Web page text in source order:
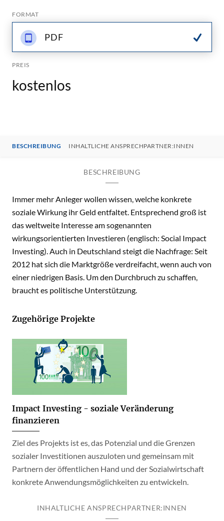
FORMAT
PDF
PREIS
kostenlos
BESCHREIBUNG INHALTLICHE ANSPRECHPARTNER:INNEN
BESCHREIBUNG
Immer mehr Anleger wollen wissen, welche konkrete
soziale Wirkung ihr Geld entfaltet. Entsprechend groß ist
das weltweite Interesse am sogenannten
wirkungsorientierten Investieren (englisch: Social Impact
Investing). Auch in Deutschland steigt die Nachfrage: Seit
2012 hat sich die Marktgröße verdreifacht, wenn auch von
einer niedrigen Basis. Um den Durchbruch zu schaffen,
braucht es politische Unterstützung.
Zugehörige Projekte
Impact Investing - soziale Veränderung
finanzieren
Ziel des Projekts ist es, das Potenzial und die Grenzen
sozialer Investitionen auszuloten und gemeinsam mit
Partnern der öffentlichen Hand und der Sozialwirtschaft
konkrete Anwendungsmöglichkeiten zu entwickeln.
INHALTLICHE ANSPRECHPARTNER:INNEN